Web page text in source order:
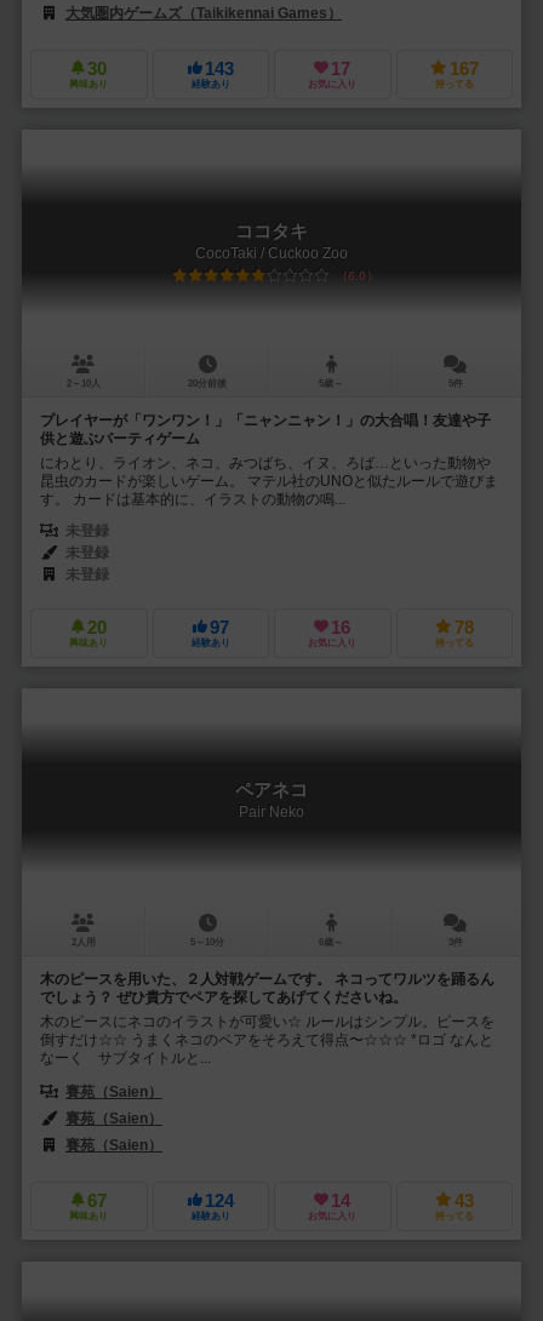
大気圏内ゲームズ（Taikikennai Games）
30
興味あり
143
経験あり
17
お気に入り
167
持ってる
ココタキ
CocoTaki / Cuckoo Zoo
6.0
2～10人 20分前後 5歳～ 5件
プレイヤーが「ワンワン！」「ニャンニャン！」の大合唱！友達や子
供と遊ぶパーティゲーム
にわとり、ライオン、ネコ、みつばち、イヌ、ろば…といった動物や
昆虫のカードが楽しいゲーム。 マテル社のUNOと似たルールで遊びま
す。 カードは基本的に、イラストの動物の鳴...
未登録
未登録
未登録
20
興味あり
97
経験あり
16
お気に入り
78
持ってる
ペアネコ
Pair Neko
2人用 5～10分 6歳～ 3件
木のピースを用いた、２人対戦ゲームです。 ネコってワルツを踊るん
でしょう？ ぜひ貴方でペアを探してあげてくださいね。
木のピースにネコのイラストが可愛い☆ ルールはシンプル。ピースを
倒すだけ☆☆ うまくネコのペアをそろえて得点〜☆☆☆ *ロゴ なんと
なーく サブタイトルと...
賽苑（Saien）
賽苑（Saien）
賽苑（Saien）
67
興味あり
124
経験あり
14
お気に入り
43
持ってる